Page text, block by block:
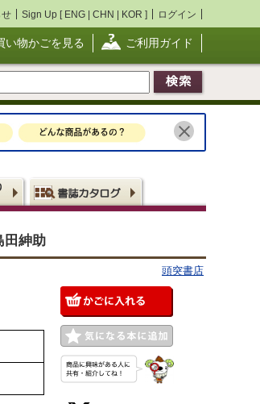
せ Sign Up [ ENG | CHN | KOR ] ログイン
い物かごを見る ご利用ガイド
田紳助
頭突書店